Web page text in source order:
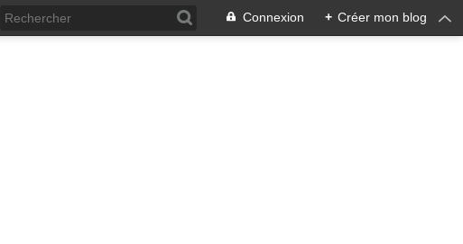
Connexion + Créer mon blog